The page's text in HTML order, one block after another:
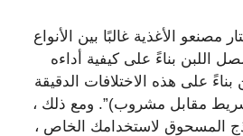
مصنعو الأغذية غالبًا بين الأنواع
اللبن بناءً على كيفية أداءه
على هذه الاختلافات الدقيقة
مقابل مشروب)”. ومع ذلك ،
المسحوق لاستخدامك الخاص ،